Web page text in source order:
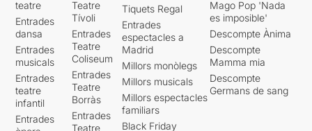
teatre
Entrades
dansa
Entrades
musicals
Entrades
teatre
infantil
Entrades
Teatre
Tívoli
Entrades
Teatre
Coliseum
Entrades
Teatre
Borràs
Entrades
Teatre
Tiquets Regal
Entrades
espectacles a
Madrid
Millors monòlegs
Millors musicals
Millors espectacles
familiars
Black Friday
Mago Pop 'Nada
es imposible'
Descompte Ànima
Descompte
Mamma mia
Descompte
Germans de sang